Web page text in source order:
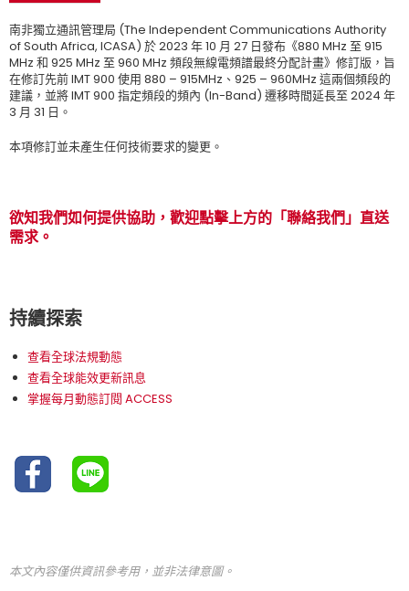
南非獨立通訊管理局 (The Independent Communications Authority
of South Africa, ICASA) 於 2023 年 10 月 27 日發布《880 MHz 至 915
MHz 和 925 MHz 至 960 MHz 頻段無線電頻譜最終分配計畫》修訂版，旨
在修訂先前 IMT 900 使用 880 – 915MHz、925 – 960MHz 這兩個頻段的
建議，並將 IMT 900 指定頻段的頻內 (In-Band) 遷移時間延長至 2024 年
3 月 31 日。
本項修訂並未產生任何技術要求的變更。
欲知我們如何提供協助，歡迎點擊上方的「聯絡我們」直送
需求。
持續探索
查看全球法規動態
查看全球能效更新訊息
掌握每月動態訂閱 ACCESS
本文內容僅供資訊參考用，並非法律意圖。